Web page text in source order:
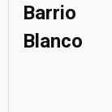
Barrio
Blanco